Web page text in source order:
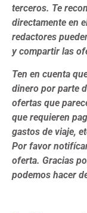
terceros. Te
directamente en
redactores
y compartir las
Ten en cuenta
dinero por parte
ofertas que
que requieren
gastos de viaje,
Por favor
oferta. Gracias
podemos hacer